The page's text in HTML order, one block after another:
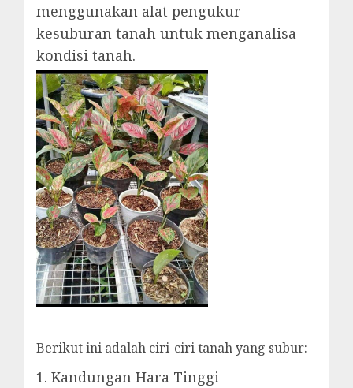
menggunakan alat pengukur
kesuburan tanah untuk menganalisa
kondisi tanah.
Berikut ini adalah ciri-ciri tanah yang subur:
1. Kandungan Hara Tinggi